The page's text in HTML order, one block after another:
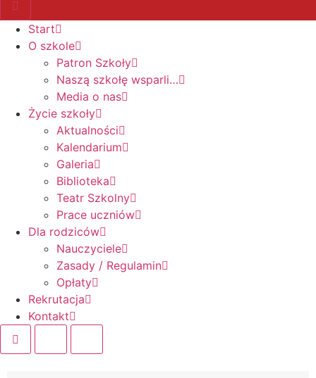
Start
O szkole
Patron Szkoły
Naszą szkołę wsparli…
Media o nas
Życie szkoły
Aktualności
Kalendarium
Galeria
Biblioteka
Teatr Szkolny
Prace uczniów
Dla rodziców
Nauczyciele
Zasady / Regulamin
Opłaty
Rekrutacja
Kontakt